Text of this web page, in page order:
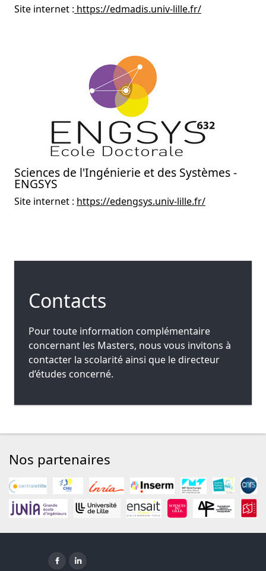
Site internet : https://edmadis.univ-lille.fr/
Sciences de l'Ingénierie et des Systèmes -
ENGSYS
Site internet : https://edengsys.univ-lille.fr/
Contacts
Pour toute information complémentaire
concernant les Masters, nous vous invitons à
contacter la scolarité ainsi que le directeur
d’études concerné.
Nos partenaires
Facebook ( nouvelle fenêtre)
Linkedin ( nouvelle fenêtre)